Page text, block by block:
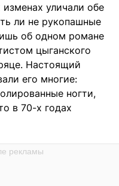
уличали обе
ли не рукопашные
об одном романе
цыганского
Настоящий
его многие:
ногти,
в 70-х годах